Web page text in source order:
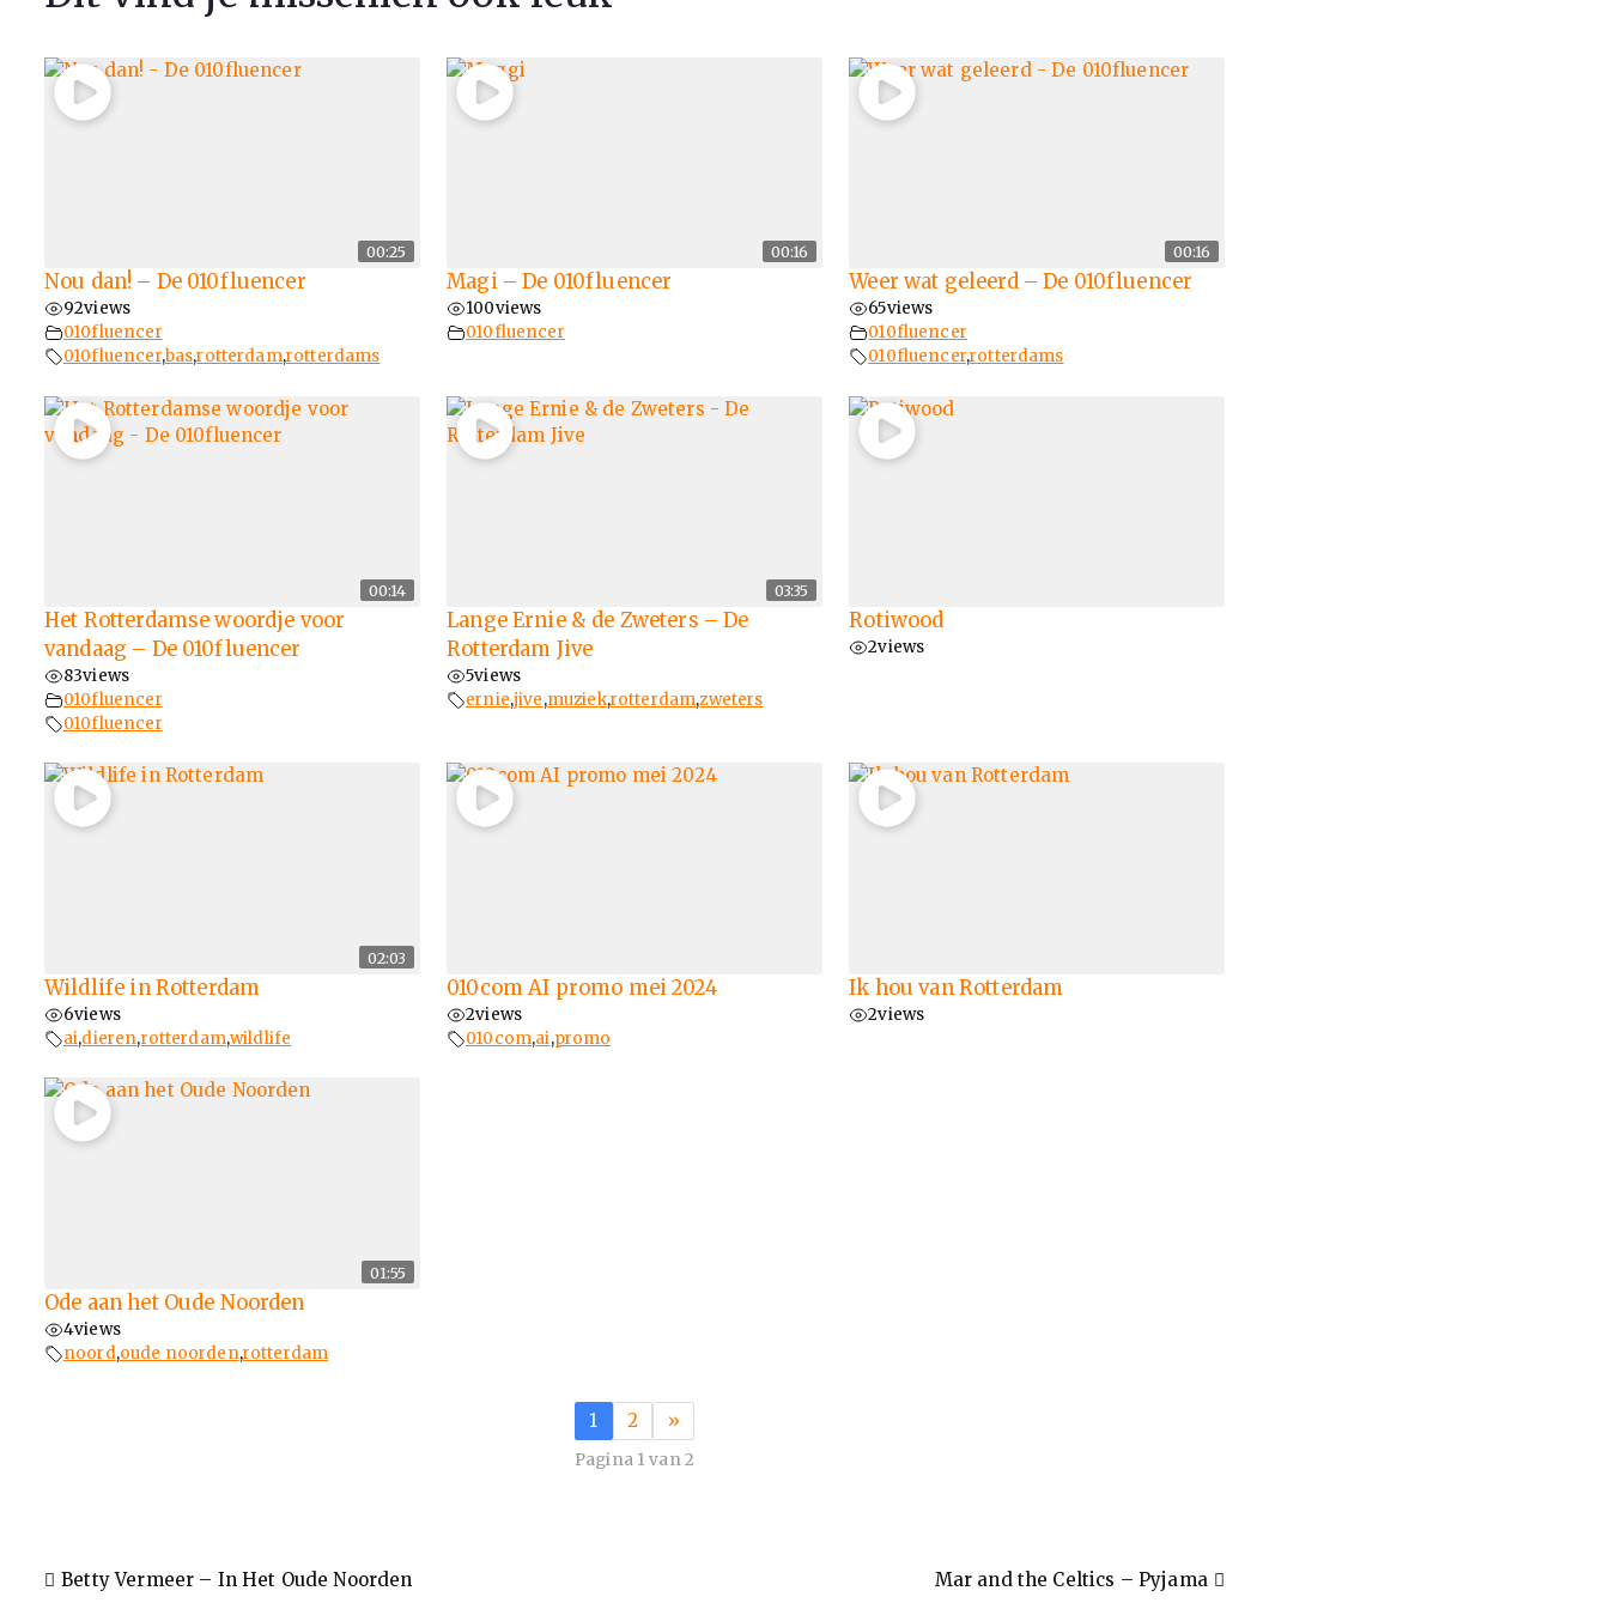
00:25
Nou dan! – De 010fluencer
92views
010fluencer
010fluencer,bas,rotterdam,rotterdams
00:16
Magi – De 010fluencer
100views
010fluencer
00:16
Weer wat geleerd – De 010fluencer
65views
010fluencer
010fluencer,rotterdams
00:14
Het Rotterdamse woordje voor
vandaag – De 010fluencer
83views
010fluencer
010fluencer
03:35
Lange Ernie & de Zweters – De
Rotterdam Jive
5views
ernie,jive,muziek,rotterdam,zweters
Rotiwood
2views
02:03
Wildlife in Rotterdam
6views
ai,dieren,rotterdam,wildlife
010com AI promo mei 2024
2views
010com,ai,promo
Ik hou van Rotterdam
2views
01:55
Ode aan het Oude Noorden
4views
noord,oude noorden,rotterdam
1 2 »
Pagina 1 van 2
Betty Vermeer – In Het Oude Noorden Mar and the Celtics – Pyjama